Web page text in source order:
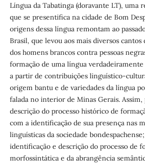
Língua da Tabatinga (doravante LT), uma
que se presentifica na cidade de Bom
origens dessa língua remontam ao
Brasil, que levou aos mais diversos cantos
dos homens brancos contra pessoas
formação de uma língua verdadeiramente
a partir de contribuições linguístico-
origem bantu e de variedades da língua
falada no interior de Minas Gerais.
descrição do processo histórico de
com a identificação de sua presença nas
linguísticas da sociedade
identificação e descrição do processo de
morfossintática e da abrangência